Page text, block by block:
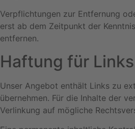
Verpflichtungen zur Entfernung
erst ab dem Zeitpunkt der
entfernen.
Haftung für Links
Unser Angebot enthält Links zu
übernehmen. Für die Inhalte der
Verlinkung auf mögliche